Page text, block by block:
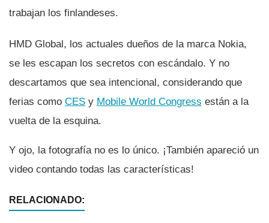
trabajan los finlandeses.
HMD Global, los actuales dueños de la marca Nokia,
se les escapan los secretos con escándalo. Y no
descartamos que sea intencional, considerando que
ferias como CES y Mobile World Congress están a la
vuelta de la esquina.
Y ojo, la fotografí­a no es lo único. ¡También apareció un
video contando todas las caracterí­sticas!
RELACIONADO: